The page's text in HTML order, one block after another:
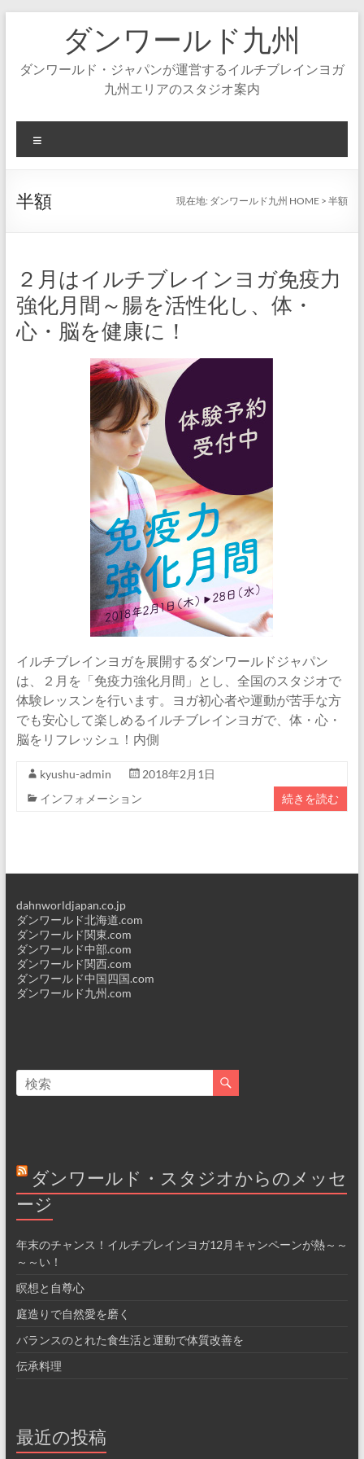
ダンワールド九州
ダンワールド・ジャパンが運営するイルチブレインヨガ
九州エリアのスタジオ案内
ニ
ー
半額 現在地: ダンワールド九州 HOME >半額
２月はイルチブレインヨガ免疫力
強化月間～腸を活性化し、体・
心・脳を健康に！
イルチブレインヨガを展開するダンワールドジャパン
は、２月を「免疫力強化月間」とし、全国のスタジオで
体験レッスンを行います。ヨガ初心者や運動が苦手な方
でも安心して楽しめるイルチブレインヨガで、体・心・
脳をリフレッシュ！内側
kyushu-admin
2018年2月1日
インフォメーション
続きを読む
dahnworldjapan.co.jp
ダンワールド北海道.com
ダンワールド関東.com
ダンワールド中部.com
ダンワールド関西.com
ダンワールド中国四国.com
ダンワールド九州.com
ダンワールド・スタジオからのメッセ
ージ
年末のチャンス！イルチブレインヨガ12月キャンペーンが熱～～
～～い！
瞑想と自尊心
庭造りで自然愛を磨く
バランスのとれた食生活と運動で体質改善を
伝承料理
最近の投稿